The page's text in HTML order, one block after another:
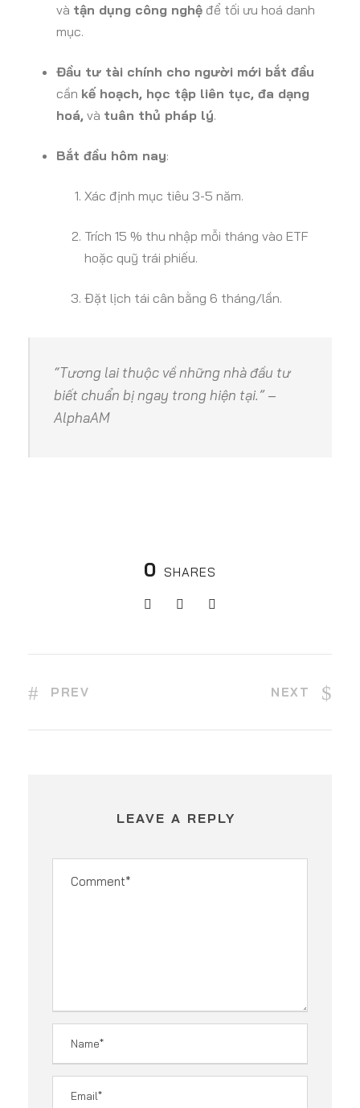
và tận dụng công nghệ để tối ưu hoá danh
mục.
Đầu tư tài chính cho người mới bắt đầu
cần kế hoạch, học tập liên tục, đa dạng
hoá, và tuân thủ pháp lý.
Bắt đầu hôm nay:
Xác định mục tiêu 3-5 năm.
Trích 15 % thu nhập mỗi tháng vào ETF
hoặc quỹ trái phiếu.
Đặt lịch tái cân bằng 6 tháng/lần.
“Tương lai thuộc về những nhà đầu tư
biết chuẩn bị ngay trong hiện tại.”–
AlphaAM
0 SHARES
PREV NEXT
LEAVE A REPLY